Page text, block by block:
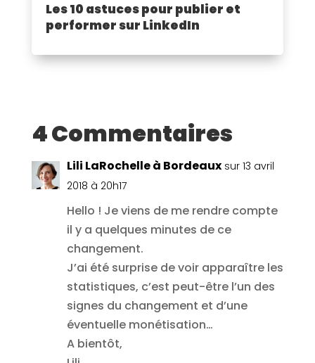
Les 10 astuces pour publier et
performer sur LinkedIn
4 Commentaires
Lili LaRochelle à Bordeaux sur 13 avril
2018 à 20h17
Hello ! Je viens de me rendre compte
il y a quelques minutes de ce
changement.
J’ai été surprise de voir apparaître les
statistiques, c’est peut-être l’un des
signes du changement et d’une
éventuelle monétisation…
A bientôt,